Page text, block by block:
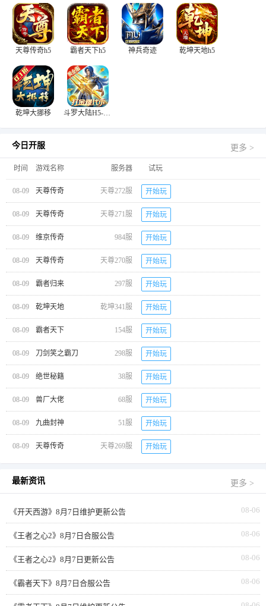
天尊传奇h5 霸者天下h5 神兵奇迹 乾坤天地h5
乾坤大挪移 斗罗大陆H5-极速黄金版
今日开服 更多 >
时间 游戏名称 服务器 试玩
08-09 天尊传奇 天尊272服 开始玩
08-09 天尊传奇 天尊271服 开始玩
08-09 维京传奇 984服 开始玩
08-09 天尊传奇 天尊270服 开始玩
08-09 霸者归来 297服 开始玩
08-09 乾坤天地 乾坤341服 开始玩
08-09 霸者天下 154服 开始玩
08-09 刀剑笑之霸刀 298服 开始玩
08-09 绝世秘籍 38服 开始玩
08-09 兽厂大佬 68服 开始玩
08-09 九曲封神 51服 开始玩
08-09 天尊传奇 天尊269服 开始玩
最新资讯 更多 >
08-06
《开天西游》8月7日维护更新公告
08-06
《王者之心2》8月7日合服公告
08-06
《王者之心2》8月7日更新公告
08-06
《霸者天下》8月7日合服公告